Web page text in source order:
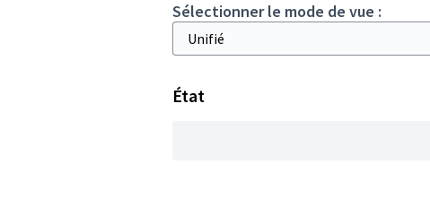
Sélectionner le mode de vue :
État